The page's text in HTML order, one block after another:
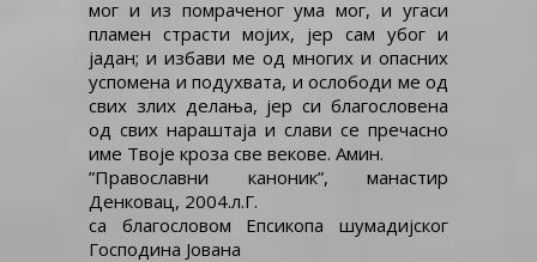
мог и из помраченог ума мог, и угаси
пламен страсти мојих, јер сам убог и
јадан; и избави ме од многих и опасних
успомена и подухвата, и ослободи ме од
свих злих делања, јер си благословена
од свих нараштаја и слави се пречасно
име Твоје кроза све векове. Амин.
”Православни каноник”, манастир
Денковац, 2004.л.Г.
са благословом Епсикопа шумадијског
Господина Јована